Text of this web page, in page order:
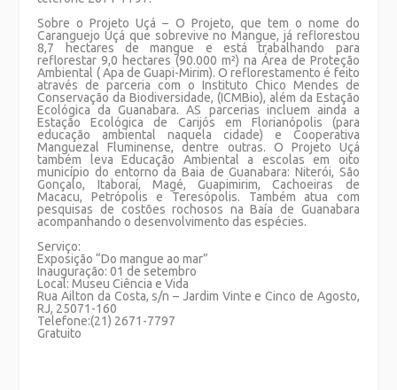
Sobre o Projeto Uçá – O Projeto, que tem o nome do
Caranguejo Uçá que sobrevive no Mangue, já reflorestou
8,7 hectares de mangue e está trabalhando para
reflorestar 9,0 hectares (90.000 m²) na Área de Proteção
Ambiental ( Apa de Guapi-Mirim). O reflorestamento é feito
através de parceria com o Instituto Chico Mendes de
Conservação da Biodiversidade, (ICMBio), além da Estação
Ecológica da Guanabara. AS parcerias incluem ainda a
Estação Ecológica de Carijós em Florianópolis (para
educação ambiental naquela cidade) e Cooperativa
Manguezal Fluminense, dentre outras. O Projeto Uçá
também leva Educação Ambiental a escolas em oito
município do entorno da Baia de Guanabara: Niterói, São
Gonçalo, Itaboraí, Magé, Guapimirim, Cachoeiras de
Macacu, Petrópolis e Teresópolis. Também atua com
pesquisas de costões rochosos na Baía de Guanabara
acompanhando o desenvolvimento das espécies.
Serviço:
Exposição “Do mangue ao mar”
Inauguração: 01 de setembro
Local: Museu Ciência e Vida
Rua Ailton da Costa, s/n – Jardim Vinte e Cinco de Agosto,
RJ, 25071-160
Telefone:(21) 2671-7797
Gratuito